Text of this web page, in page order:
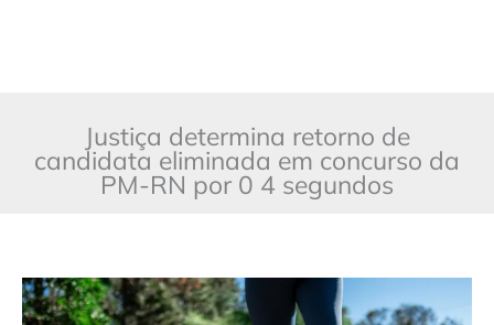
Justiça determina retorno de
candidata eliminada em concurso da
PM-RN por 0 4 segundos
Justiça
determina